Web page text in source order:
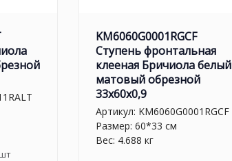
KM6060G0001RGCF
Ступень фронтальная
клееная Бричиола белый
матовый обрезной
33x60x0,9
Артикул: KM6060G0001RGCF
Размер: 60*33 см
Вес: 4.688 кг